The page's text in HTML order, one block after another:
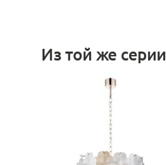
Из той же серии